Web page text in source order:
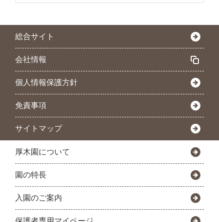
総合サイト
会社情報
個人情報保護方針
免責事項
サイトマップ
厚木園について
園の特長
入園のご案内